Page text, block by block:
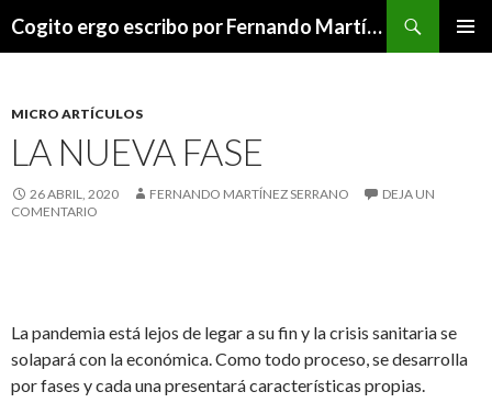
Cogito ergo escribo por Fernando Martínez Serrano
MICRO ARTÍCULOS
LA NUEVA FASE
26 ABRIL, 2020 FERNANDO MARTÍNEZ SERRANO
DEJA UN
COMENTARIO
La pandemia está lejos de legar a su fin y la crisis sanitaria se
solapará con la económica. Como todo proceso, se desarrolla
por fases y cada una presentará características propias.